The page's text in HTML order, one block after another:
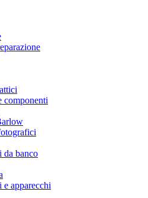
componenti
da banco
apparecchi